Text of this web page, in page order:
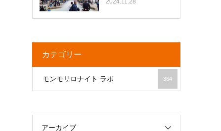
2024.11.28
カテゴリー
モンモリロナイト ラボ 364
アーカイブ